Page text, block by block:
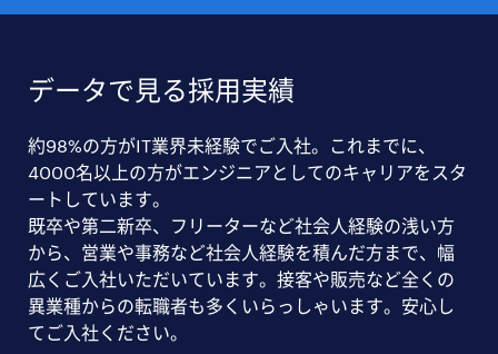
データで見る採用実績
約98%の方がIT業界未経験でご入社。これまでに、
4000名以上の方がエンジニアとしてのキャリアをスタ
ートしています。
既卒や第二新卒、フリーターなど社会人経験の浅い方
から、営業や事務など社会人経験を積んだ方まで、幅
広くご入社いただいています。接客や販売など全くの
異業種からの転職者も多くいらっしゃいます。安心し
てご入社ください。